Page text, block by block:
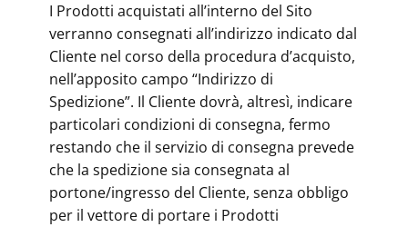
I Prodotti acquistati all’interno del Sito
verranno consegnati all’indirizzo indicato dal
Cliente nel corso della procedura d’acquisto,
nell’apposito campo “Indirizzo di
Spedizione”. Il Cliente dovrà, altresì, indicare
particolari condizioni di consegna, fermo
restando che il servizio di consegna prevede
che la spedizione sia consegnata al
portone/ingresso del Cliente, senza obbligo
per il vettore di portare i Prodotti